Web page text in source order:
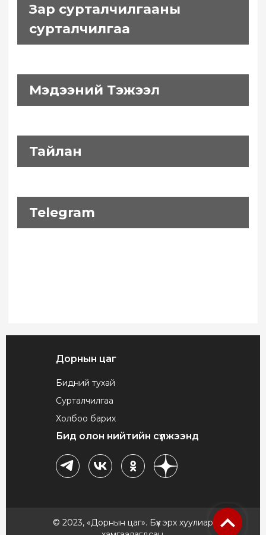
Зар сурталчилгааны
сурталчилгаа
Мэдээний Тэжээл
Тайлан
Telegram
Дорнын цаг
Бидний тухай
Сурталчилгаа
Холбоо барих
Бид олон нийтийн сүлжээнд
© 2023, «Дорнын цаг». Бүх эрх хуулиар